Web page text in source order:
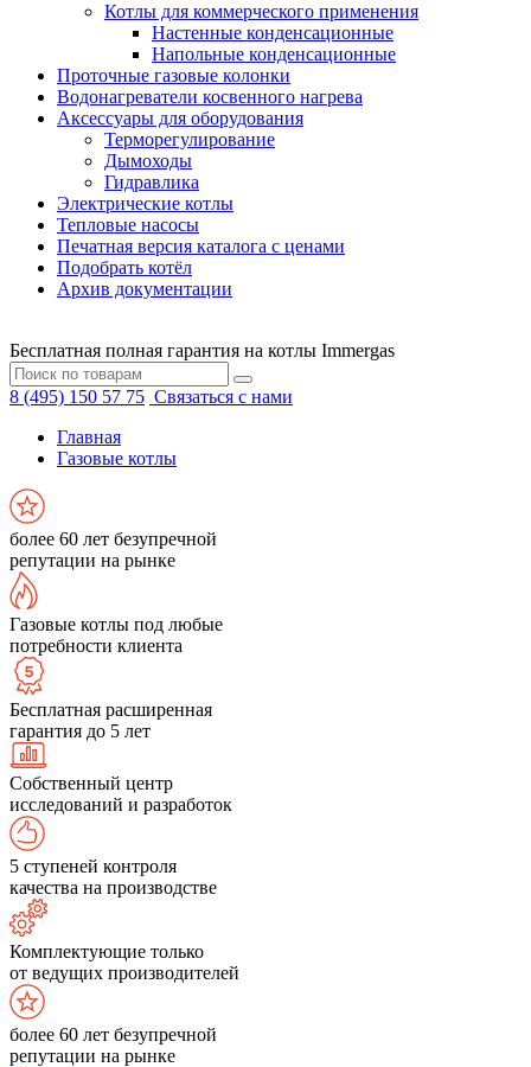
Котлы для коммерческого применения
Настенные конденсационные
Напольные конденсационные
Проточные газовые колонки
Водонагреватели косвенного нагрева
Аксессуары для оборудования
Терморегулирование
Дымоходы
Гидравлика
Электрические котлы
Тепловые насосы
Печатная версия каталога с ценами
Подобрать котёл
Архив документации
Бесплатная полная гарантия на котлы Immergas
8 (495) 150 57 75 Связаться с нами
Главная
Газовые котлы
более 60 лет безупречной
репутации на рынке
Газовые котлы под любые
потребности клиента
Бесплатная расширенная
гарантия до 5 лет
Собственный центр
исследований и разработок
5 ступеней контроля
качества на производстве
Комплектующие только
от ведущих производителей
более 60 лет безупречной
репутации на рынке